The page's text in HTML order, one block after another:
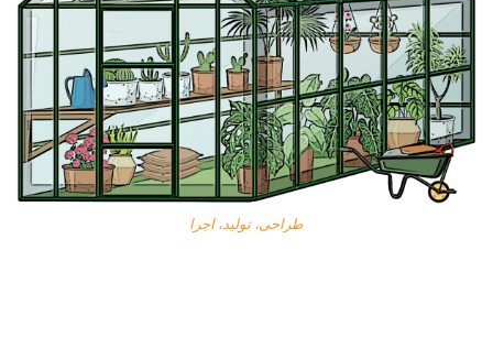
طراحی، تولید، اجرا